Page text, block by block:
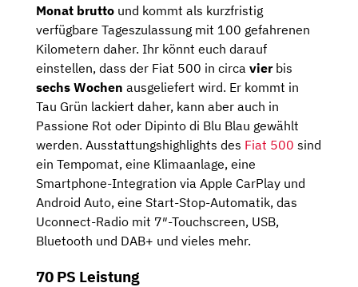
Monat brutto und kommt als kurzfristig
verfügbare Tageszulassung mit 100 gefahrenen
Kilometern daher. Ihr könnt euch darauf
einstellen, dass der Fiat 500 in circa vierbis
sechs Wochen ausgeliefert wird. Er kommt in
Tau Grün lackiert daher, kann aber auch in
Passione Rot oder Dipinto di Blu Blau gewählt
werden. Ausstattungshighlights des Fiat 500 sind
ein Tempomat, eine Klimaanlage, eine
Smartphone-Integration via Apple CarPlay und
Android Auto, eine Start-Stop-Automatik, das
Uconnect-Radio mit 7″-Touchscreen, USB,
Bluetooth und DAB+ und vieles mehr.
70 PS Leistung